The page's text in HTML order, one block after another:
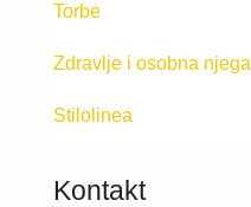
Torbe
Zdravlje i osobna njega
Stilolinea
Kontakt